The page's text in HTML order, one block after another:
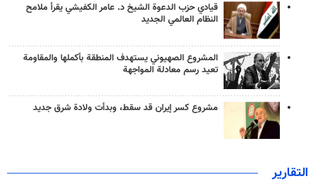
قيادي حزب الدعوة الشيخ د. عامر الكفيشي يقرأ ملامح
النظام العالمي الجديد
المشروع الصهيوني يستهدف المنطقة بأكملها والمقاومة
تعيد رسم معادلة المواجهة
مشروع كسر إيران قد سقط، وبدأت ولادة شرق جديد
التقارير